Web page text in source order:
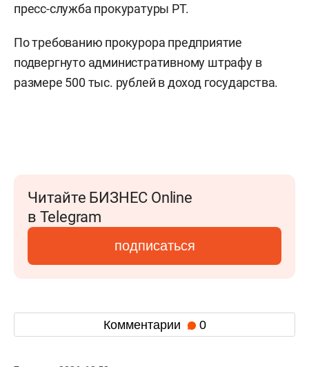
пресс-служба прокуратуры РТ.
По требованию прокурора предприятие
подвергнуто административному штрафу в
размере 500 тыс. рублей в доход государства.
Читайте БИЗНЕС Online
в Telegram
подписаться
Комментарии 0